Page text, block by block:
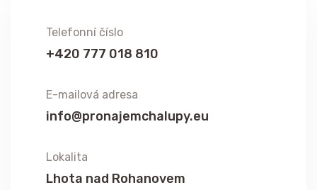
Telefonní číslo
+420 777 018 810
E-mailová adresa
info@pronajemchalupy.eu
Lokalita
Lhota nad Rohanovem